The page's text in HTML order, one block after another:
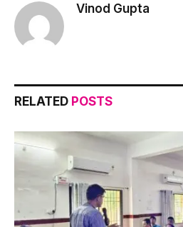
Vinod Gupta
RELATED POSTS